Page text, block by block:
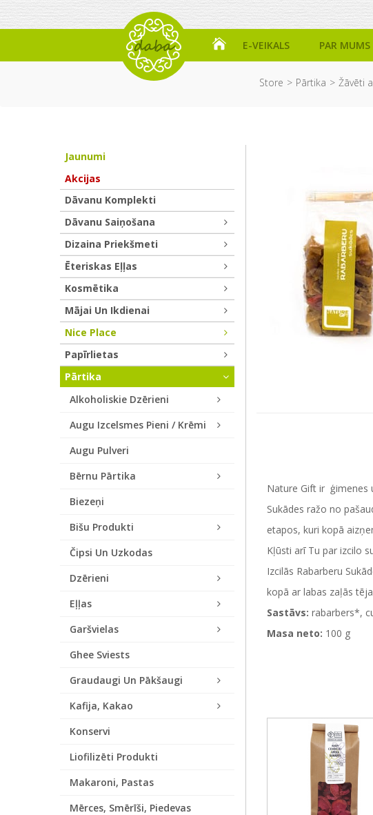
E-VEIKALS PAR MUMS
Store Pārtika Žāvēti
Nature Gift ir ģimenes
Sukādes ražo no
etapos, kuri kopā
Kļūsti arī Tu par izcilo
Izcilās Rabarberu
kopā ar labas zaļās
Sastāvs: rabarbers*,
Masa neto: 100 g
Jaunumi
Akcijas
Dāvanu Komplekti
Dāvanu Saiņošana
Dizaina Priekšmeti
Ēteriskas Eļļas
Kosmētika
Mājai Un Ikdienai
Nice Place
Papīrlietas
Pārtika
Alkoholiskie Dzērieni
Augu Izcelsmes Pieni / Krēmi
Augu Pulveri
Bērnu Pārtika
Biezeņi
Bišu Produkti
Čipsi Un Uzkodas
Dzērieni
Eļļas
Garšvielas
Ghee Sviests
Graudaugi Un Pākšaugi
Kafija, Kakao
Konservi
Liofilizēti Produkti
Makaroni, Pastas
Mērces, Smērīši, Piedevas